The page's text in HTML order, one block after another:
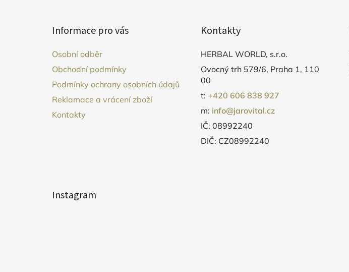
Informace pro vás
Osobní odběr
Obchodní podmínky
Podmínky ochrany osobních údajů
Reklamace a vrácení zboží
Kontakty
Kontakty
HERBAL WORLD, s.r.o.
Ovocný trh 579/6, Praha 1, 110
00
t: +420 606 838 927
m: info@jarovital.cz
IČ: 08992240
DIČ: CZ08992240
Instagram